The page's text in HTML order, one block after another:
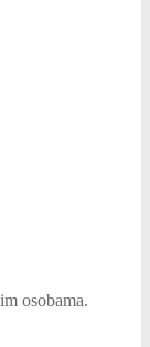
osobama.